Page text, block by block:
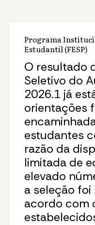
Programa
Estudantil (FESP)
O resultado
Seletivo do
2026.1 já
orientações
estudantes
razão da
limitada de
elevado
a seleção foi
acordo com